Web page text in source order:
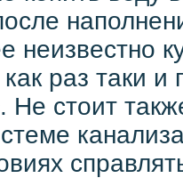
неизвестно
раз таки и
Не стоит